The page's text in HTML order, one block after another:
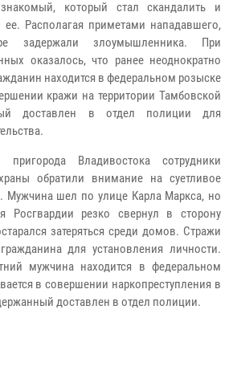
который стал скандалить и
ее. Располагая приметами нападавшего,
задержали злоумышленника. При
оказалось, что ранее неоднократно
находится в федеральном розыске
кражи на территории Тамбовской
доставлен в отдел полиции для
пригорода Владивостока сотрудники
обратили внимание на суетливое
Мужчина шел по улице Карла Маркса, но
Росгвардии резко свернул в сторону
затеряться среди домов. Стражи
для установления личности.
мужчина находится в федеральном
в совершении наркопреступления в
доставлен в отдел полиции.